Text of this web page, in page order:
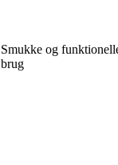
Smukke og
brug